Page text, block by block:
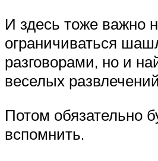
И здесь тоже важно
ограничиваться
разговорами, но и
веселых развлечений
Потом обязательно
вспомнить.